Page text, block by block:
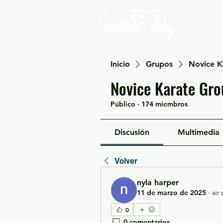
Inicio Grupos Novice
Novice Karate
Público · 174 miembros
Discusión Multimedia
Volver
nyla harper
11 de marzo de 2025 · se
0